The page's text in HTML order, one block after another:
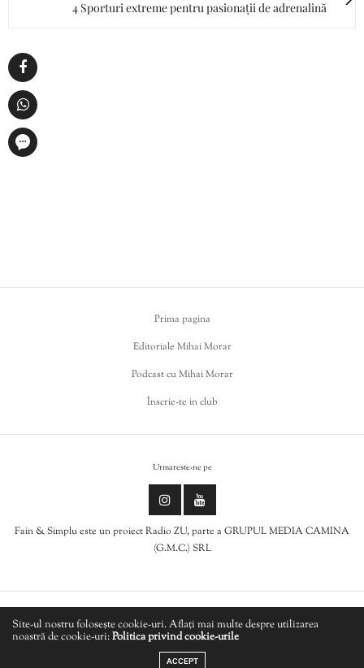
4 Sporturi extreme pentru pasionații de adrenalină
Prima pagina
Editoriale Mihai Morar
Podcast cu Mihai Morar
Înscrie-te in club
Urmareste-ne pe
Fain & Simplu este un proiect Radio ZU, parte a GRUPUL MEDIA CAMINA
(G.M.C.) SRL
Politica de cookies
Politică de confidențialitate
Site-ul nostru folosește cookie-uri. Aflați mai multe despre utilizarea
noastră de cookie-uri:Politica privind cookie-urile
ACCEPT